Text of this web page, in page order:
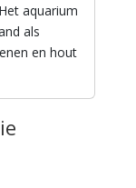
aquarium
als
en hout